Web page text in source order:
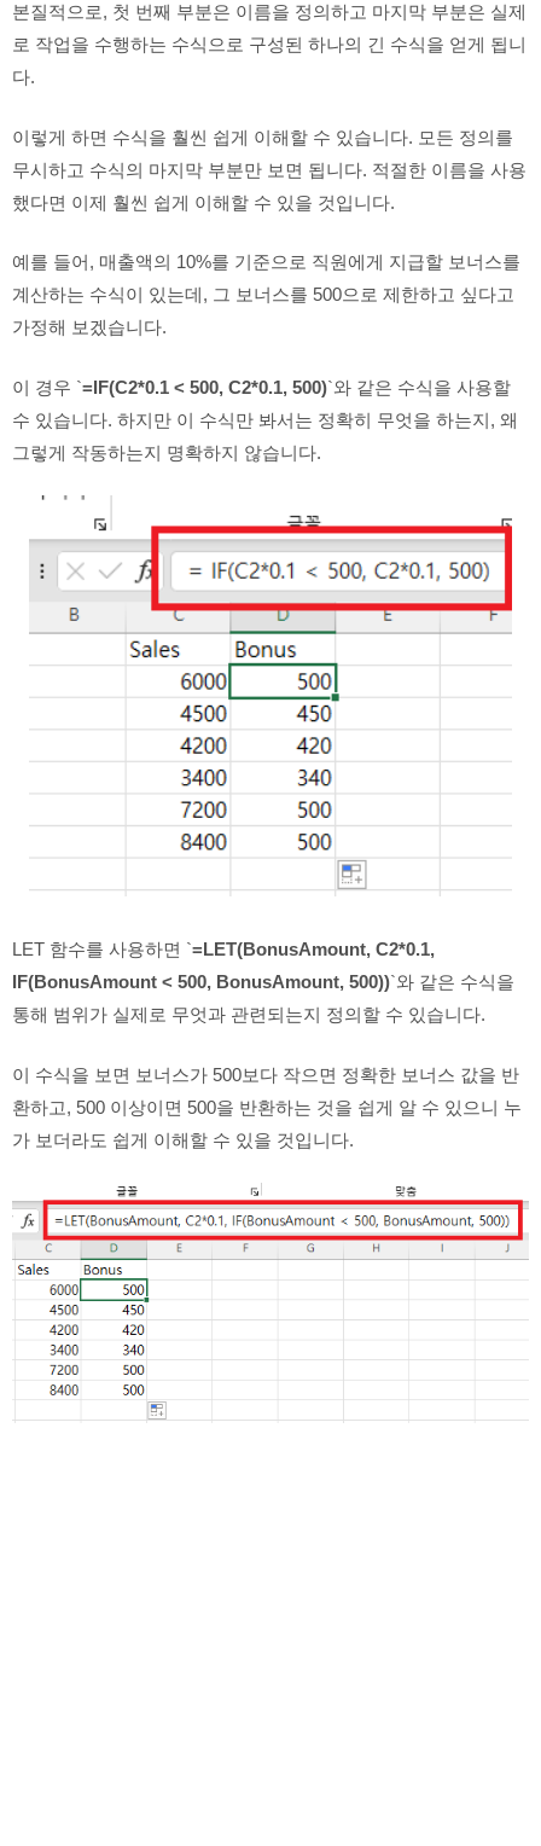
본질적으로, 첫 번째 부분은 이름을 정의하고 마지막 부분은 실제
로 작업을 수행하는 수식으로 구성된 하나의 긴 수식을 얻게 됩니
다.
이렇게 하면 수식을 훨씬 쉽게 이해할 수 있습니다. 모든 정의를
무시하고 수식의 마지막 부분만 보면 됩니다. 적절한 이름을 사용
했다면 이제 훨씬 쉽게 이해할 수 있을 것입니다.
예를 들어, 매출액의 10%를 기준으로 직원에게 지급할 보너스를
계산하는 수식이 있는데, 그 보너스를 500으로 제한하고 싶다고
가정해 보겠습니다.
이 경우 `=IF(C2*0.1 < 500, C2*0.1, 500)`와 같은 수식을 사용할
수 있습니다. 하지만 이 수식만 봐서는 정확히 무엇을 하는지, 왜
그렇게 작동하는지 명확하지 않습니다.
LET 함수를 사용하면 `=LET(BonusAmount, C2*0.1,
IF(BonusAmount < 500, BonusAmount, 500))`와 같은 수식을
통해 범위가 실제로 무엇과 관련되는지 정의할 수 있습니다.
이 수식을 보면 보너스가 500보다 작으면 정확한 보너스 값을 반
환하고, 500 이상이면 500을 반환하는 것을 쉽게 알 수 있으니 누
가 보더라도 쉽게 이해할 수 있을 것입니다.